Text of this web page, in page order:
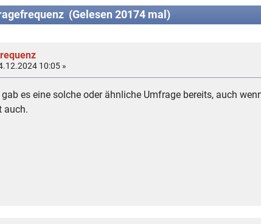
(Gelesen 20174 mal)
10:05 »
es eine solche oder ähnliche Umfrage bereits, auch
auch.